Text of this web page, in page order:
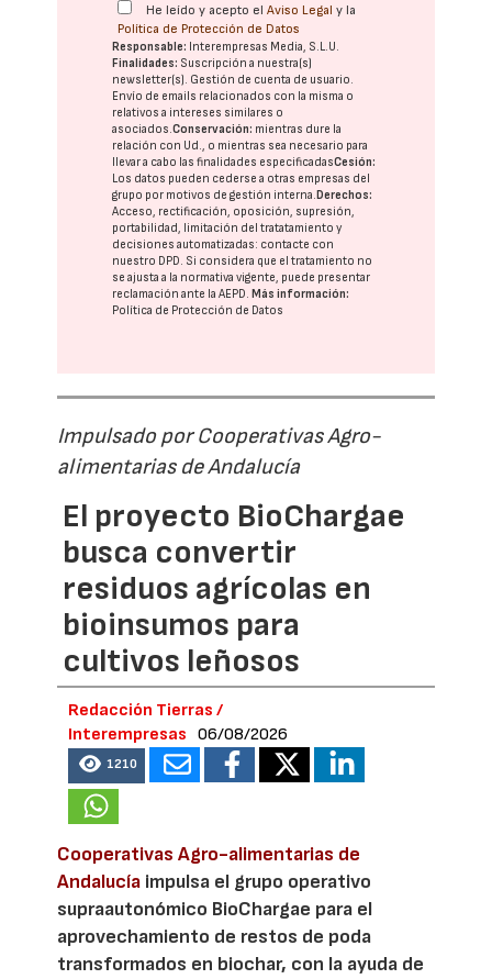
He leído y acepto elAviso Legal y la
Política de Protección de Datos
Responsable: Interempresas Media, S.L.U.
Finalidades: Suscripción a nuestra(s)
newsletter(s). Gestión de cuenta de usuario.
Envío de emails relacionados con la misma o
relativos a intereses similares o
asociados.Conservación: mientras dure la
relación con Ud., o mientras sea necesario para
llevar a cabo las finalidades especificadasCesión:
Los datos pueden cederse a otras empresas del
grupo por motivos de gestión interna.Derechos:
Acceso, rectificación, oposición, supresión,
portabilidad, limitación del tratatamiento y
decisiones automatizadas: contacte con
nuestro DPD. Si considera que el tratamiento no
se ajusta a la normativa vigente, puede presentar
reclamación ante laAEPD.Más información:
Política de Protección de Datos
Impulsado por Cooperativas Agro-
alimentarias de Andalucía
El proyecto BioChargae
busca convertir
residuos agrícolas en
bioinsumos para
cultivos leñosos
Redacción Tierras /
Interempresas
06/08/2026
1210
Cooperativas Agro-alimentarias de
Andalucía impulsa el grupo operativo
supraautonómico BioChargae para el
aprovechamiento de restos de poda
transformados en biochar, con la ayuda de